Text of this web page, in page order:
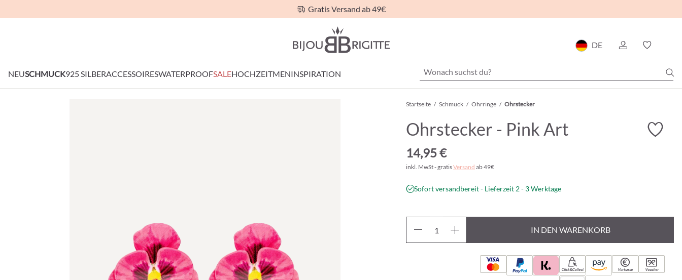
Gratis Versand ab 49€
DE
NEUSCHMUCK925 SILBERACCESSOIRESWATERPROOFSALEHOCHZEITMENINSPIRATION
Startseite / Schmuck / Ohrringe / Ohrstecker
Ohrstecker - Pink Art
14,95 €
inkl. MwSt - gratisVersand ab 49€
Sofort versandbereit - Lieferzeit 2 - 3 Werktage
IN DEN WARENKORB
Click&Collect Vorkasse Voucher